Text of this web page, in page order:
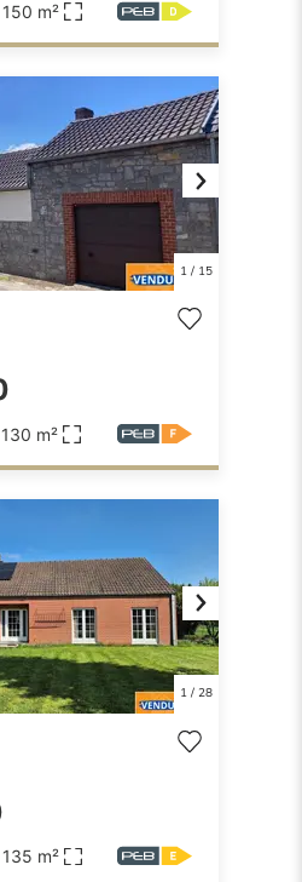
150 m²
Next
1/ 15
130 m²
Next
1/ 28
135 m²